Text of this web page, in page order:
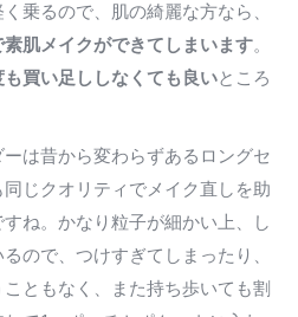
乗るので、肌の綺麗な方なら、
肌メイクができてしまいます。
買い足ししなくても良いところ
は昔から変わらずあるロングセ
じクオリティでメイク直しを助
ね。かなり粒子が細かい上、し
ので、つけすぎてしまったり、
ともなく、また持ち歩いても割